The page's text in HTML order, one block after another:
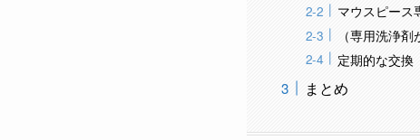
マウスピース
（専用洗浄
定期的な交換
まとめ